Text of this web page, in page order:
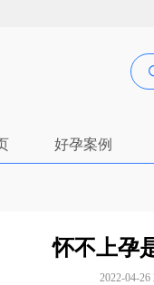
好孕案例
怀不上孕
2022-04-26